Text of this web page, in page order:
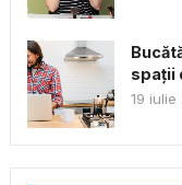
spații
19 iulie